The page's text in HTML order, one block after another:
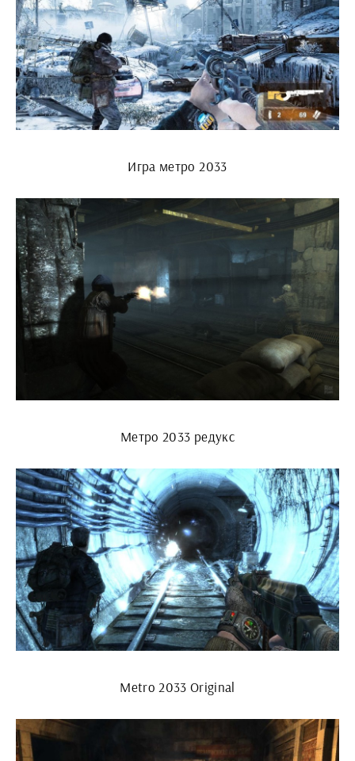
Игра метро 2033
Метро 2033 редукс
Metro 2033 Original